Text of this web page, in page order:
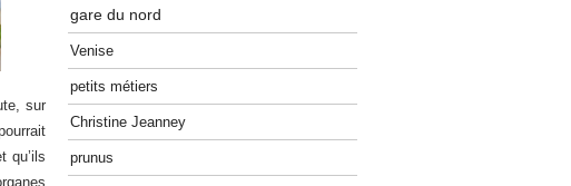
sur
qu’ils
gare du nord
Venise
petits métiers
Christine Jeanney
prunus